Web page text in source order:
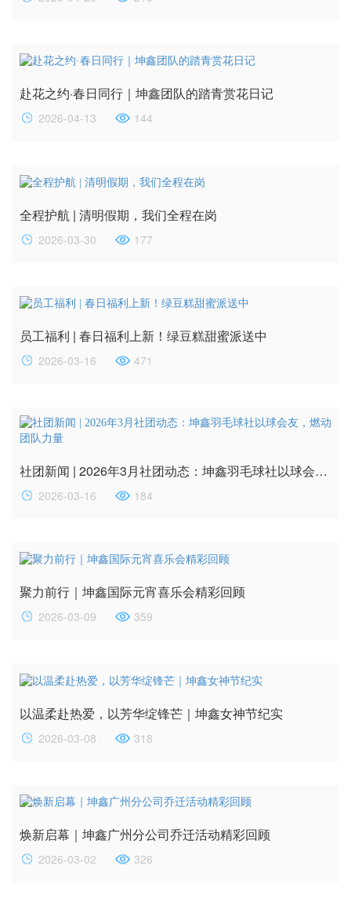
赴花之约·春日同行｜坤鑫团队的踏青赏花日记
2026-04-13 144
全程护航 | 清明假期，我们全程在岗
2026-03-30 177
员工福利 | 春日福利上新！绿豆糕甜蜜派送中
2026-03-16 471
社团新闻 | 2026年3月社团动态：坤鑫羽毛球社以球会友，燃动团队力量
2026-03-16 184
聚力前行｜坤鑫国际元宵喜乐会精彩回顾
2026-03-09 359
以温柔赴热爱，以芳华绽锋芒｜坤鑫女神节纪实
2026-03-08 318
焕新启幕｜坤鑫广州分公司乔迁活动精彩回顾
2026-03-02 326